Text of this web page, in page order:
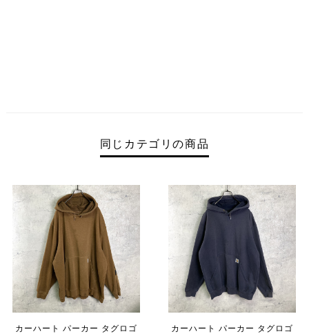
同じカテゴリの商品
カーハート パーカー タグロゴ
カーハート パーカー タグロゴ